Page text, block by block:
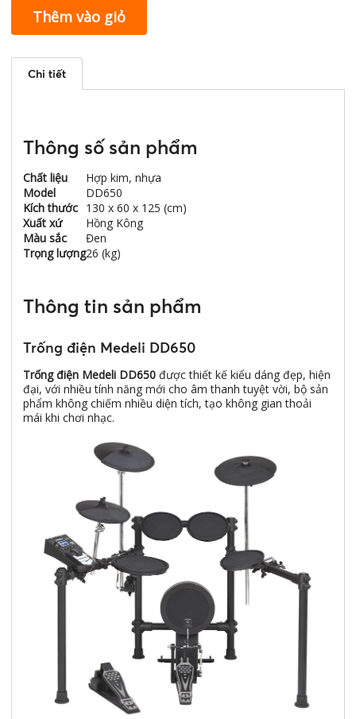
Thêm vào giỏ
Chi tiết
Thông số sản phẩm
Chất liệu
Hợp kim, nhựa
Model
DD650
Kích thước 130 x 60 x 125 (cm)
Xuất xứ
Hồng Kông
Màu sắc
Đen
Trọng lượng26 (kg)
Thông tin sản phẩm
Trống điện Medeli DD650
Trống điện Medeli DD650 được thiết kế kiểu dáng đẹp, hiện
đại, với nhiều tính năng mới cho âm thanh tuyệt vời, bộ sản
phẩm không chiếm nhiều diện tích, tạo không gian thoải
mái khi chơi nhạc.